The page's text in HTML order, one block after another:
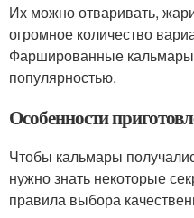
Их можно отваривать,
огромное количество
Фаршированные
популярностью.
Особенности
Чтобы кальмары
нужно знать некоторые
правила выбора